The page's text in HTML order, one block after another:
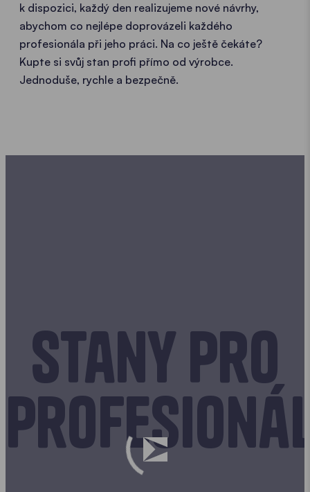
k dispozici, každý den realizujeme nové návrhy,
abychom co nejlépe doprovázeli každého
profesionála při jeho práci. Na co ještě čekáte?
Kupte si svůj stan profi přímo od výrobce.
Jednoduše, rychle a bezpečně.
Stany pro